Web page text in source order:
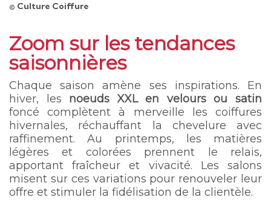
© Culture Coiffure
Zoom sur les tendances
saisonnières
Chaque saison amène ses inspirations. En
hiver, les noeuds XXL en velours ou satin
foncé complètent à merveille les coiffures
hivernales, réchauffant la chevelure avec
raffinement. Au printemps, les matières
légères et colorées prennent le relais,
apportant fraîcheur et vivacité. Les salons
misent sur ces variations pour renouveler leur
offre et stimuler la fidélisation de la clientèle.